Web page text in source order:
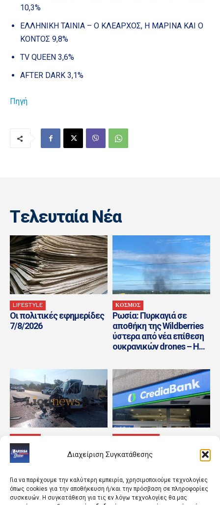
Διαχείριση Συγκατάθεσης
Για να παρέχουμε την καλύτερη εμπειρία, χρησιμοποιούμε τεχνολογίες
όπως cookies για την αποθήκευση ή/και την πρόσβαση σε πληροφορίες
συσκευών. Η συγκατάθεση για τις εν λόγω τεχνολογίες θα μας
10,3%
ΕΛΛΗΝΙΚΗ ΤΑΙΝΙΑ – Ο ΚΛΕΑΡΧΟΣ, Η ΜΑΡΙΝΑ ΚΑΙ Ο
ΚΟΝΤΟΣ 9,8%
TV QUEEN 3,6%
AFTER DARK 3,1%
Πηγή
Tελευταία Nέα
LIFESTYLE
Οι πολιτικές εφημερίδες
7/8/2026
ΚΟΣΜΟΣ
Ρωσία: Πυρκαγιά σε
αποθήκη της Wildberries
ύστερα από νέα επίθεση
ουκρανικών drones – Η...
Τροχαίο στις Σέρρες:
«Διαλύθηκαν» τα
μετωπική σύγκρουση
Οι υψηλές επιδόσεις της
CrediaBank συνέχισαν και